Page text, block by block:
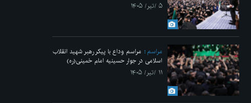
۵ /تیر/ ۱۴۰۵
مراسم
مراسم وداع با پیکر رهبر شهید انقلاب
اسلامی در جوار حسینیه امام خمینی(ره)
۱۱ /تیر/ ۱۴۰۵